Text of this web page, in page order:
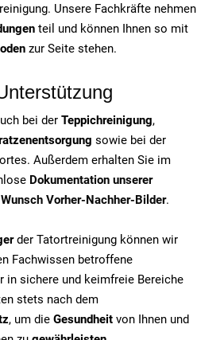
Unsere Fachkräfte nehmen
teil und können Ihnen so mit
zur Seite stehen.
bei der Teppichreinigung,
sowie bei der
Außerdem erhalten Sie im
Dokumentation unserer
Vorher-Nachher-Bilder.
der Tatortreinigung können wir
Fachwissen betroffene
in sichere und keimfreie Bereiche
stets nach dem
, um die Gesundheit von Ihnen und